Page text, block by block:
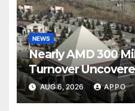
NEWS
Nearly AMD 300
Turnover
Owned
AUG 6, 2026 APPO